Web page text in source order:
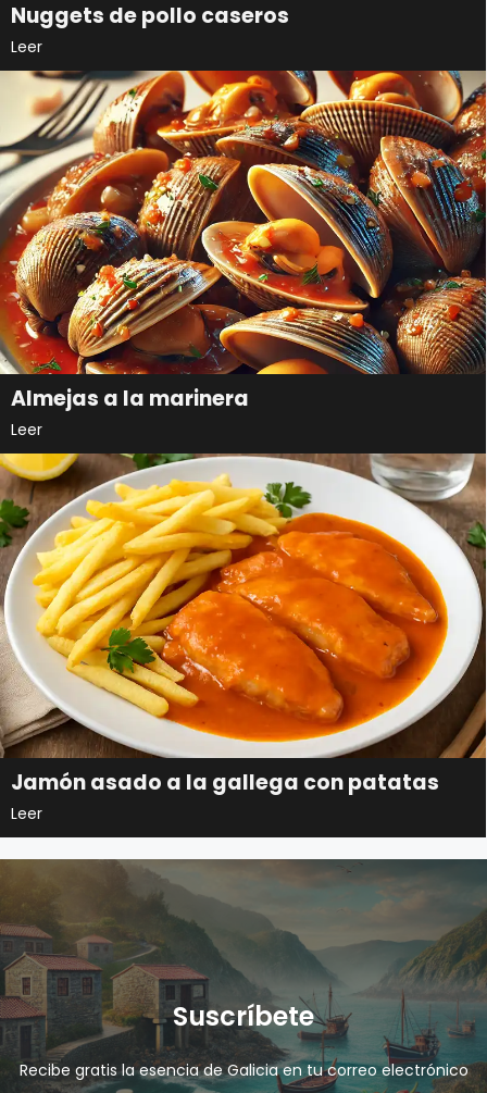
Nuggets de pollo caseros
Leer
Almejas a la marinera
Leer
Jamón asado a la gallega con patatas
Leer
Suscríbete
Recibe gratis la esencia de Galicia en tu correo electrónico